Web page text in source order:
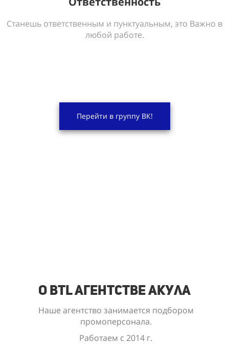
Станешь ответственным и пунктуальным, это Важно в
любой работе.
Перейти в группу ВК!
О BTL Агентстве Акула
Наше агентство занимается подбором
промоперсонала.
Работаем с 2014 г.